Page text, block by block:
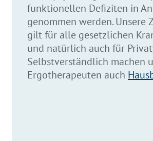
funktionellen Defiziten in
genommen werden. Unsere
gilt für alle gesetzlichen
und natürlich auch für
Selbstverständlich machen
Ergotherapeuten auch